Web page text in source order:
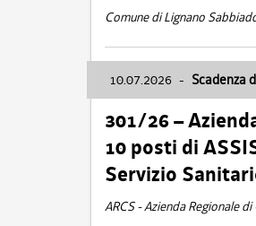
Comune di Lignano
10.07.2026 - Scadenza
301/26 –
10 posti di
Servizio
ARCS - Azienda Regionale